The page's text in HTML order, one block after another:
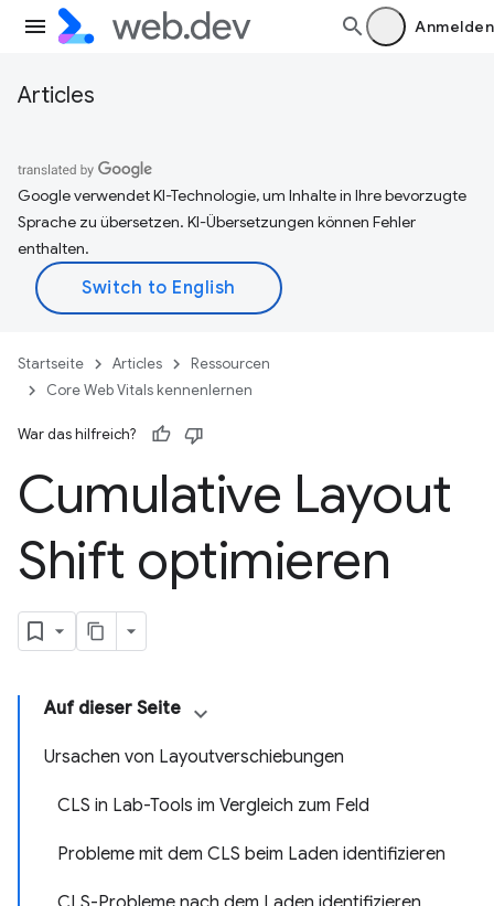
Anmelden
Articles
Google verwendet KI-Technologie, um Inhalte in Ihre bevorzugte
Sprache zu übersetzen. KI-Übersetzungen können Fehler
enthalten.
Startseite Articles
Ressourcen
Core Web Vitals kennenlernen
War das hilfreich?
Cumulative Layout
Shift optimieren
Auf dieser Seite
Ursachen von Layoutverschiebungen
CLS in Lab-Tools im Vergleich zum Feld
Probleme mit dem CLS beim Laden identifizieren